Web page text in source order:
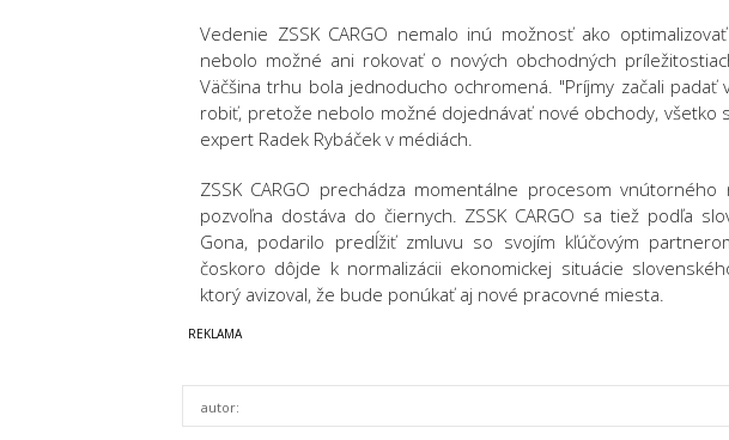
Vedenie ZSSK CARGO nemalo inú možnosť ako
nebolo možné ani rokovať o nových obchodných
Väčšina trhu bola jednoducho ochromená. "Príjmy začali
robiť, pretože nebolo možné dojednávať nové obchody, všetko
expert Radek Rybáček v médiách.
ZSSK CARGO prechádza momentálne procesom
pozvoľna dostáva do čiernych. ZSSK CARGO sa tiež podľa
Gona, podarilo predĺžiť zmluvu so svojím kľúčovým
čoskoro dôjde k normalizácii ekonomickej situácie
ktorý avizoval, že bude ponúkať aj nové pracovné miesta.
autor: